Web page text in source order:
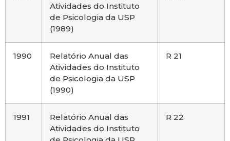
Atividades do Instituto
de Psicologia da USP
(1989)
1990
Relatório Anual das
Atividades do Instituto
de Psicologia da USP
(1990)
R 21
1991
Relatório Anual das
Atividades do Instituto
R 22